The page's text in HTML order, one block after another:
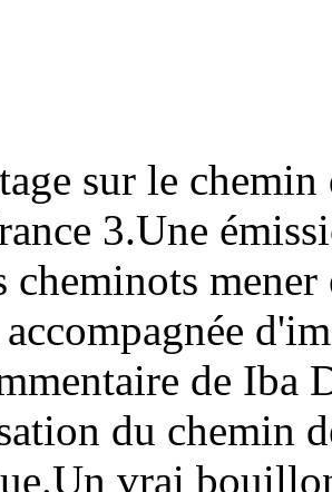
sur le
3.Une
cheminots
de Iba
du chemin
vrai